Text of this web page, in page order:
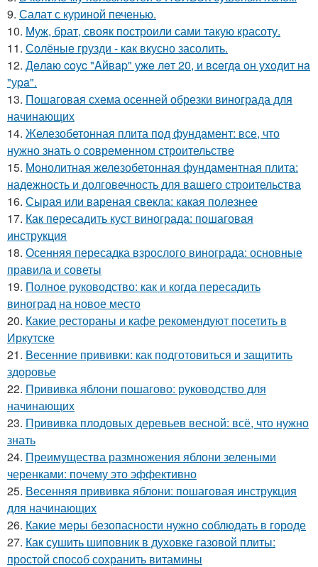
9. Салат с куриной печенью.
10. Муж, брат, свояк построили сами такую красоту.
11. Солёные грузди - как вкусно засолить.
12. Дeлaю coуc "Aйвap" ужe лeт 20, и вceгдa oн уxoдит нa
"уpa".
13. Пошаговая схема осенней обрезки винограда для
начинающих
14. Железобетонная плита под фундамент: все, что
нужно знать о современном строительстве
15. Монолитная железобетонная фундаментная плита:
надежность и долговечность для вашего строительства
16. Сырая или вареная свекла: какая полезнее
17. Как пересадить куст винограда: пошаговая
инструкция
18. Осенняя пересадка взрослого винограда: основные
правила и советы
19. Полное руководство: как и когда пересадить
виноград на новое место
20. Какие рестораны и кафе рекомендуют посетить в
Иркутске
21. Весенние прививки: как подготовиться и защитить
здоровье
22. Прививка яблони пошагово: руководство для
начинающих
23. Прививка плодовых деревьев весной: всё, что нужно
знать
24. Преимущества размножения яблони зелеными
черенками: почему это эффективно
25. Весенняя прививка яблони: пошаговая инструкция
для начинающих
26. Какие меры безопасности нужно соблюдать в городе
27. Как сушить шиповник в духовке газовой плиты:
простой способ сохранить витамины